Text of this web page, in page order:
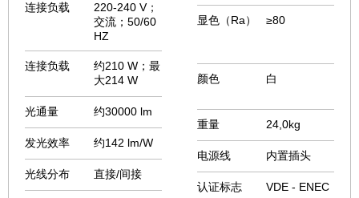
连接负载
220-240 V；
交流；50/60
HZ
连接负载
约210 W；最
大214 W
光通量 约30000 lm
发光效率 约142 lm/W
光线分布 直接/间接
显色（Ra） ≥80
颜色 白
重量 24,0kg
电源线 内置插头
认证标志 VDE - ENEC